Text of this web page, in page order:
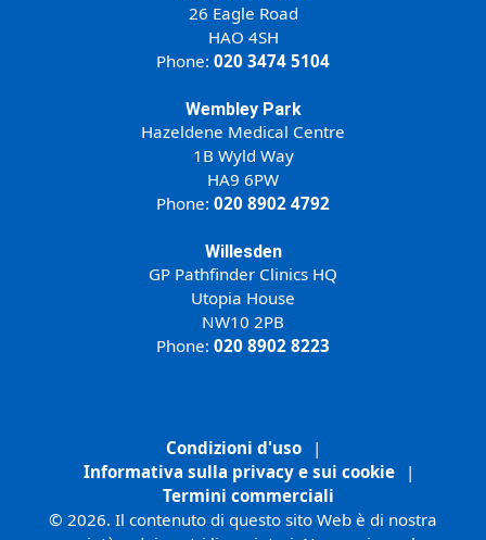
26 Eagle Road
HAO 4SH
Phone: 020 3474 5104
Wembley Park
Hazeldene Medical Centre
1B Wyld Way
HA9 6PW
Phone: 020 8902 4792
Willesden
GP Pathfinder Clinics HQ
Utopia House
NW10 2PB
Phone: 020 8902 8223
Condizioni d'uso
|
Informativa sulla privacy e sui cookie
|
Termini commerciali
© 2026. Il contenuto di questo sito Web è di nostra